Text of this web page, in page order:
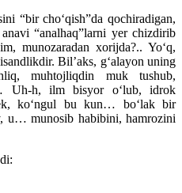
“bir cho‘qish”da qochiradigan,
“analhaq”larni yer chizdirib
munozaradan xorijda?.. Yo‘q,
Bil’aks, g‘alayon uning
muhtojliqdin muk tushub,
Uh-h, ilm bisyor o‘lub, idrok
ko‘ngul bu kun… bo‘lak bir
u… munosib habibini, hamrozini